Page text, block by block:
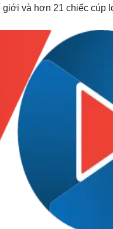
Hậu
- Gia đình
Sân
và hơn 21 chiếc cúp